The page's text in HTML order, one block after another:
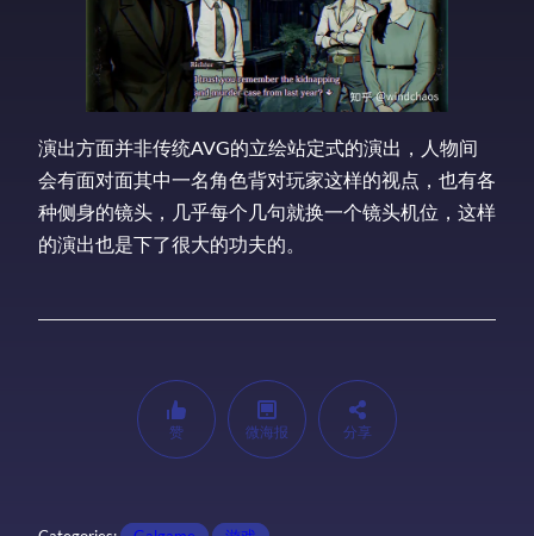
演出方面并非传统AVG的立绘站定式的演出，人物间
会有面对面其中一名角色背对玩家这样的视点，也有各
种侧身的镜头，几乎每个几句就换一个镜头机位，这样
的演出也是下了很大的功夫的。
赞 微海报 分享